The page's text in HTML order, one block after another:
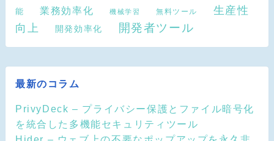
能
業務効率化 機械学習 無料ツール
生産性
向上
開発効率化 開発者ツール
最新のコラム
PrivyDeck – プライバシー保護とファイル暗号化
を統合した多機能セキュリティツール